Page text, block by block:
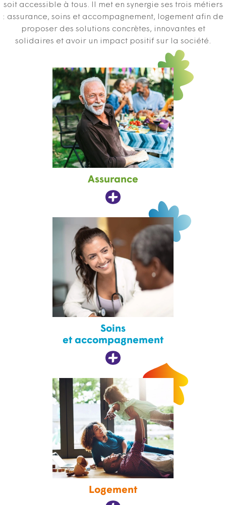
soit accessible à tous. Il met en synergie ses trois métiers
: assurance, soins et accompagnement, logement afin de
proposer des solutions concrètes, innovantes et
solidaires et avoir un impact positif sur la société.
Assurance
Soins
et accompagnement
Logement